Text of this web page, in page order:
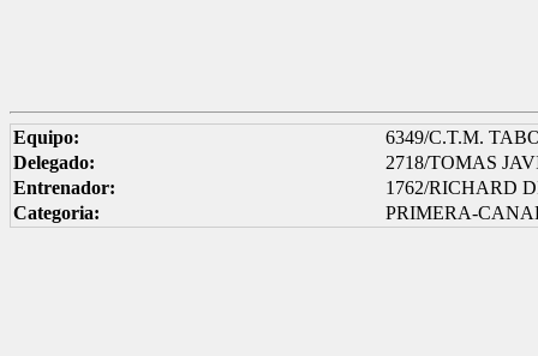
Equipo:
6349/C.T.M.
Delegado:
2718/TOMAS
Entrenador:
1762/RICHARD
Categoria:
PRIMERA-